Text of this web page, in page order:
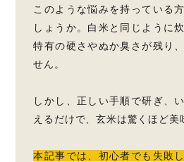
このような悩みを持っている
しょうか。白米と同じように
特有の硬さやぬか臭さが残り
せん。
しかし、正しい手順で研ぎ、
えるだけで、玄米は驚くほど美
本記事では、初心者でも失敗